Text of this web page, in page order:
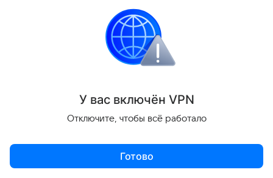
У вас включён VPN
Отключите, чтобы всё работало
Готово